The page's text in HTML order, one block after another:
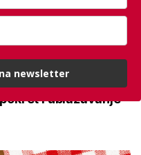
zglobova?
i ublažavanje
newsletter